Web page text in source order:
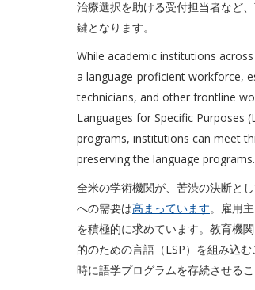
治療選択を助ける受付担当者など
鍵となります。
While academic institutions
a language-proficient workforce,
technicians, and other frontline
Languages for Specific Purposes
programs, institutions can meet
preserving the language programs.
全米の学術機関が、苦渋の決断と
への需要は高まっています。雇用
を積極的に求めています。教育機
的のための言語（LSP）を組み込
時に語学プログラムを存続させるこ